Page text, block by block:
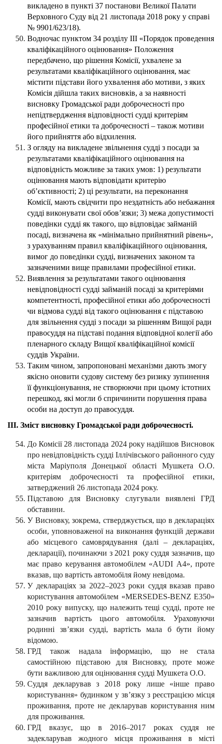
викладено в пункті 37 постанови Великої Палати
Верховного Суду від 21 листопада 2018 року у справі
№ 9901/623/18).
Водночас пунктом 34 розділу ІІІ «Порядок проведення
кваліфікаційного оцінювання» Положення
передбачено, що рішення Комісії, ухвалене за
результатами кваліфікаційного оцінювання, має
містити підстави його ухвалення або мотиви, з яких
Комісія дійшла таких висновків, а за наявності
висновку Громадської ради доброчесності про
непідтвердження відповідності судді критеріям
професійної етики та доброчесності – також мотиви
його прийняття або відхилення.
З огляду на викладене звільнення судді з посади за
результатами кваліфікаційного оцінювання на
відповідність можливе за таких умов: 1) результати
оцінювання мають відповідати критерію
об’єктивності; 2) ці результати, на переконання
Комісії, мають свідчити про нездатність або небажання
судді виконувати свої обов’язки; 3) межа допустимості
поведінки судді як такого, що відповідає займаній
посаді, визначена як «мінімально прийнятний рівень»,
з урахуванням правил кваліфікаційного оцінювання,
вимог до поведінки судді, визначених законом та
зазначеними вище правилами професійної етики.
Виявлення за результатами такого оцінювання
невідповідності судді займаній посаді за критеріями
компетентності, професійної етики або доброчесності
чи відмова судді від такого оцінювання є підставою
для звільнення судді з посади за рішенням Вищої ради
правосуддя на підставі подання відповідної колегії або
пленарного складу Вищої кваліфікаційної комісії
суддів України.
Таким чином, запропоновані механізми дають змогу
якісно оновити судову систему без ризику зупинення
її функціонування, не створюючи при цьому істотних
перешкод, які могли б спричинити порушення права
особи на доступ до правосуддя.
ІІІ. Зміст висновку Громадської ради доброчесності.
До Комісії 28 листопада 2024 року надійшов Висновок
про невідповідність судді Іллічівського районного суду
міста Маріуполя Донецької області Мушкета О.О.
критеріям доброчесності та професійної етики,
затверджений 26 листопада 2024 року.
Підставою для Висновку слугували виявлені ГРД
обставини.
У Висновку, зокрема, стверджується, що в деклараціях
особи, уповноваженої на виконання функцій держави
або місцевого самоврядування (далі – деклараціях,
декларації), починаючи з 2021 року суддя зазначив, що
має право керування автомобілем «AUDI А4», проте
вказав, що вартість автомобіля йому невідома.
У деклараціях за 2022–2023 роки суддя вказав право
користування автомобілем «MERSEDES-BENZ Е350»
2010 року випуску, що належить тещі судді, проте не
зазначив вартість цього автомобіля. Ураховуючи
родинні зв’язки судді, вартість мала б бути йому
відомою.
ГРД також надала інформацію, що не стала
самостійною підставою для Висновку, проте може
бути важливою для оцінювання судді Мушкета О.О.
Суддя декларував з 2018 року лише «інше право
користування» будинком у зв’язку з реєстрацією місця
проживання, проте не декларував користування ним
для проживання.
ГРД вказує, що в 2016–2017 роках суддя не
задекларував жодного місця проживання в місті